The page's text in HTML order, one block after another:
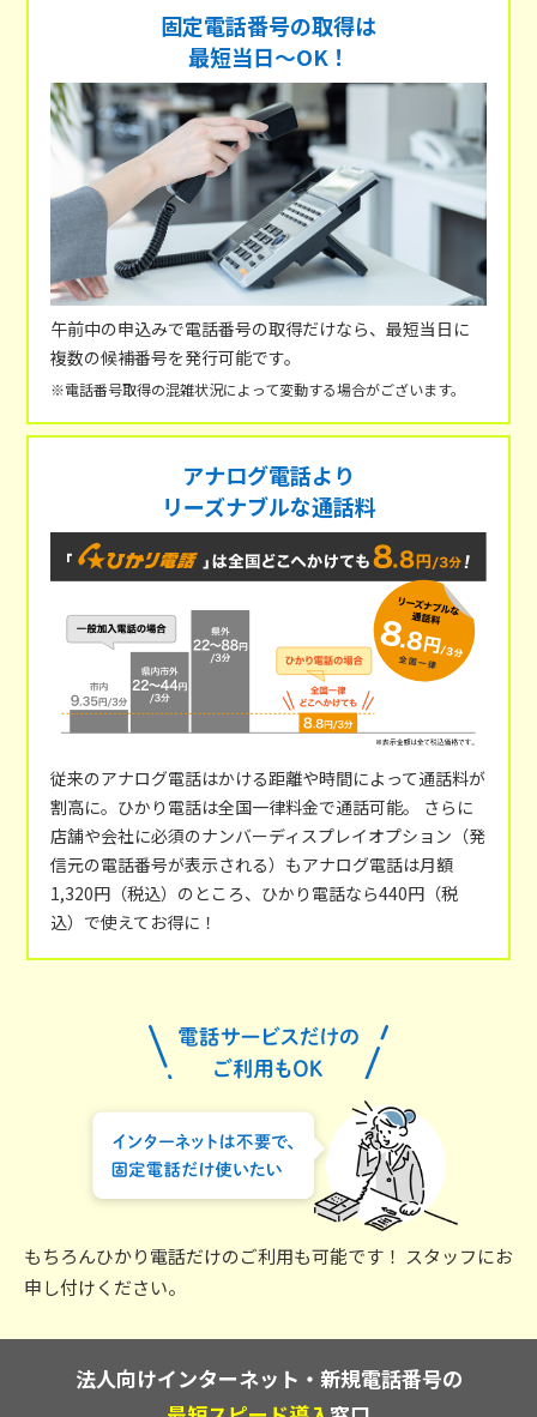
固定電話番号の取得は
最短当日～OK！
午前中の申込みで電話番号の取得だけなら、最短当日に
複数の候補番号を発行可能です。
※電話番号取得の混雑状況によって変動する場合がございます。
アナログ電話より
リーズナブルな通話料
従来のアナログ電話はかける距離や時間によって通話料が
割高に。ひかり電話は全国一律料金で通話可能。 さらに
店舗や会社に必須のナンバーディスプレイオプション（発
信元の電話番号が表示される）もアナログ電話は月額
1,320円（税込）のところ、ひかり電話なら440円（税
込）で使えてお得に！
もちろんひかり電話だけのご利用も可能です！ スタッフにお
申し付けください。
法人向けインターネット・新規電話番号の